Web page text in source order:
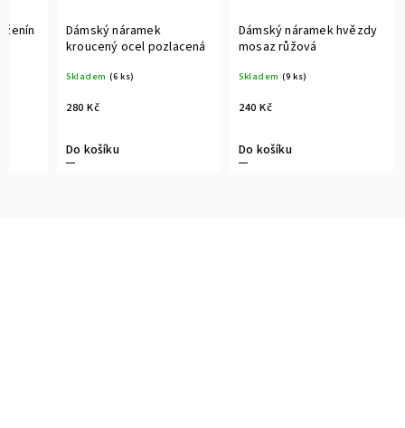
Dámský náramek
kroucený ocel pozlacená
Skladem (6 ks)
280 Kč
Do košíku
Dámský náramek hvězdy
mosaz růžová
Skladem (9 ks)
240 Kč
Do košíku